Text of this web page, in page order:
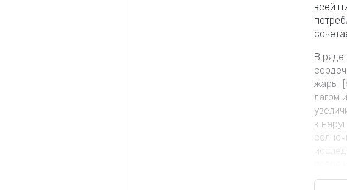
всей
В ряде
жары
лагом
к